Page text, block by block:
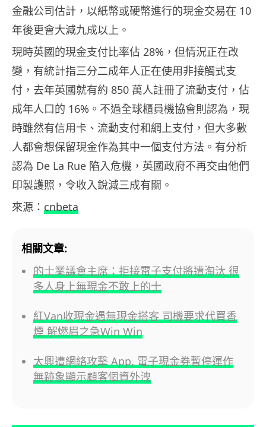
金融公司估計，以紙幣或硬幣進行的現金交易在 10
年後更會大減九成以上。
現時英國的現金支付比率佔 28%，但情況正在改
變，有統計指三分二成年人正在使用非接觸式支
付，去年英國就有約 850 萬人註冊了流動支付，佔
成年人口的 16%。不過全球櫃員機協會則認為，現
時雖然有信用卡、流動支付和網上支付，但大多數
人都會想保留現金作為其中一個支付方法。有分析
認為 De La Rue 陷入危機，英國政府不再交由他們
印製護照，令收入銳減三成有關。
來源： cnbeta
相關文章:
的士業議會主席：拒接電子支付將遭淘汰 很
多人身上無現金不敢上的士
紅Van收現金遇無現金搭客 司機要求代買香
煙 解燃眉之急Win Win
太興遭網絡攻擊 App, 電子現金券暫停運作
無跡象顯示顧客個資外洩